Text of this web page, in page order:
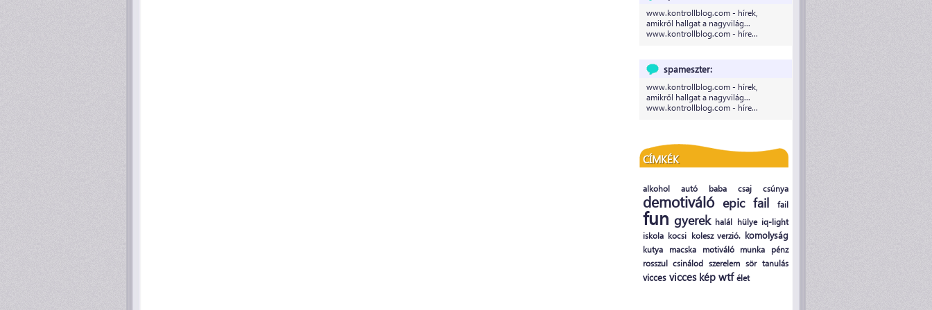
www.kontrollblog.com - hírek,
amikről hallgat a nagyvilág...
www.kontrollblog.com - híre...
spameszter:
www.kontrollblog.com - hírek,
amikről hallgat a nagyvilág...
www.kontrollblog.com - híre...
CÍMKÉK
alkohol autó baba csaj csúnya
demotiváló epic fail fail
fun gyerek halál hülye iq-light
iskola kocsi kolesz verzió. komolyság
kutya macska motiváló munka
pénz
rosszul csinálod szerelem sör tanulás
vicces vicces kép wtf élet